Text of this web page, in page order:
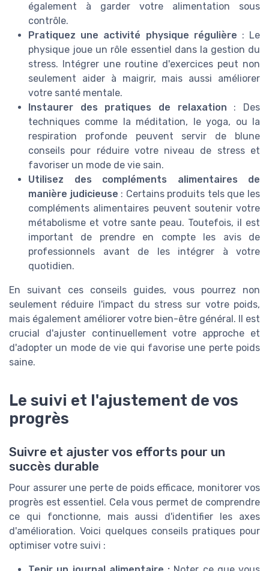
également à garder votre alimentation sous
contrôle.
Pratiquez une activité physique régulière : Le
physique joue un rôle essentiel dans la gestion du
stress. Intégrer une routine d'exercices peut non
seulement aider à maigrir, mais aussi améliorer
votre santé mentale.
Instaurer des pratiques de relaxation : Des
techniques comme la méditation, le yoga, ou la
respiration profonde peuvent servir de blune
conseils pour réduire votre niveau de stress et
favoriser un mode de vie sain.
Utilisez des compléments alimentaires de
manière judicieuse : Certains produits tels que les
compléments alimentaires peuvent soutenir votre
métabolisme et votre sante peau. Toutefois, il est
important de prendre en compte les avis de
professionnels avant de les intégrer à votre
quotidien.
En suivant ces conseils guides, vous pourrez non
seulement réduire l'impact du stress sur votre poids,
mais également améliorer votre bien-être général. Il est
crucial d'ajuster continuellement votre approche et
d'adopter un mode de vie qui favorise une perte poids
saine.
Le suivi et l'ajustement de vos
progrès
Suivre et ajuster vos efforts pour un
succès durable
Pour assurer une perte de poids efficace, monitorer vos
progrès est essentiel. Cela vous permet de comprendre
ce qui fonctionne, mais aussi d'identifier les axes
d'amélioration. Voici quelques conseils pratiques pour
optimiser votre suivi :